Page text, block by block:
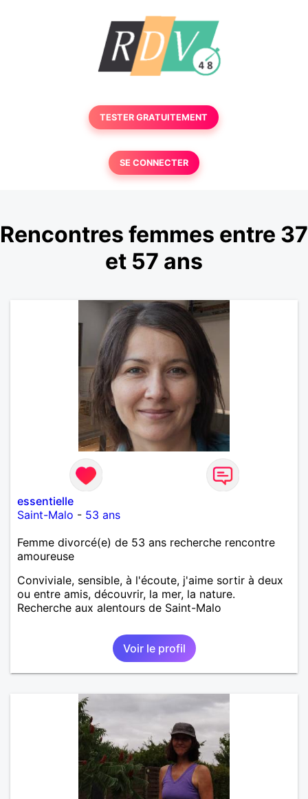
TESTER GRATUITEMENT
SE CONNECTER
Rencontres femmes entre 37
et 57 ans
essentielle
Saint-Malo - 53 ans
Femme divorcé(e) de 53 ans recherche rencontre
amoureuse
Conviviale, sensible, à l'écoute, j'aime sortir à deux
ou entre amis, découvrir, la mer, la nature.
Recherche aux alentours de Saint-Malo
Voir le profil